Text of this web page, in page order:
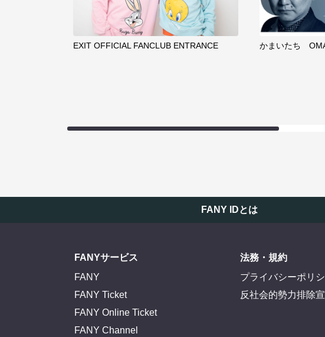
EXIT OFFICIAL FANCLUB ENTRANCE
かまいたち
FANY IDとは
FANYサービス
FANY
FANY Ticket
FANY Online Ticket
FANY Channel
法務・規約
プライバシーポリ
反社会的勢力排除